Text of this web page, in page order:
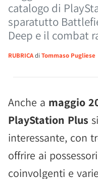
catalogo di
sparatutto
Deep e il combat
RUBRICAdi Tommaso Pugliese
Anche a maggio
PlayStation Plus
interessante, con
offrire ai
coinvolgenti e